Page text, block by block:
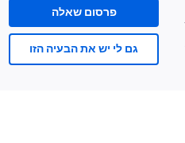
פרסום שאלה
גם לי יש את הבעיה הזו